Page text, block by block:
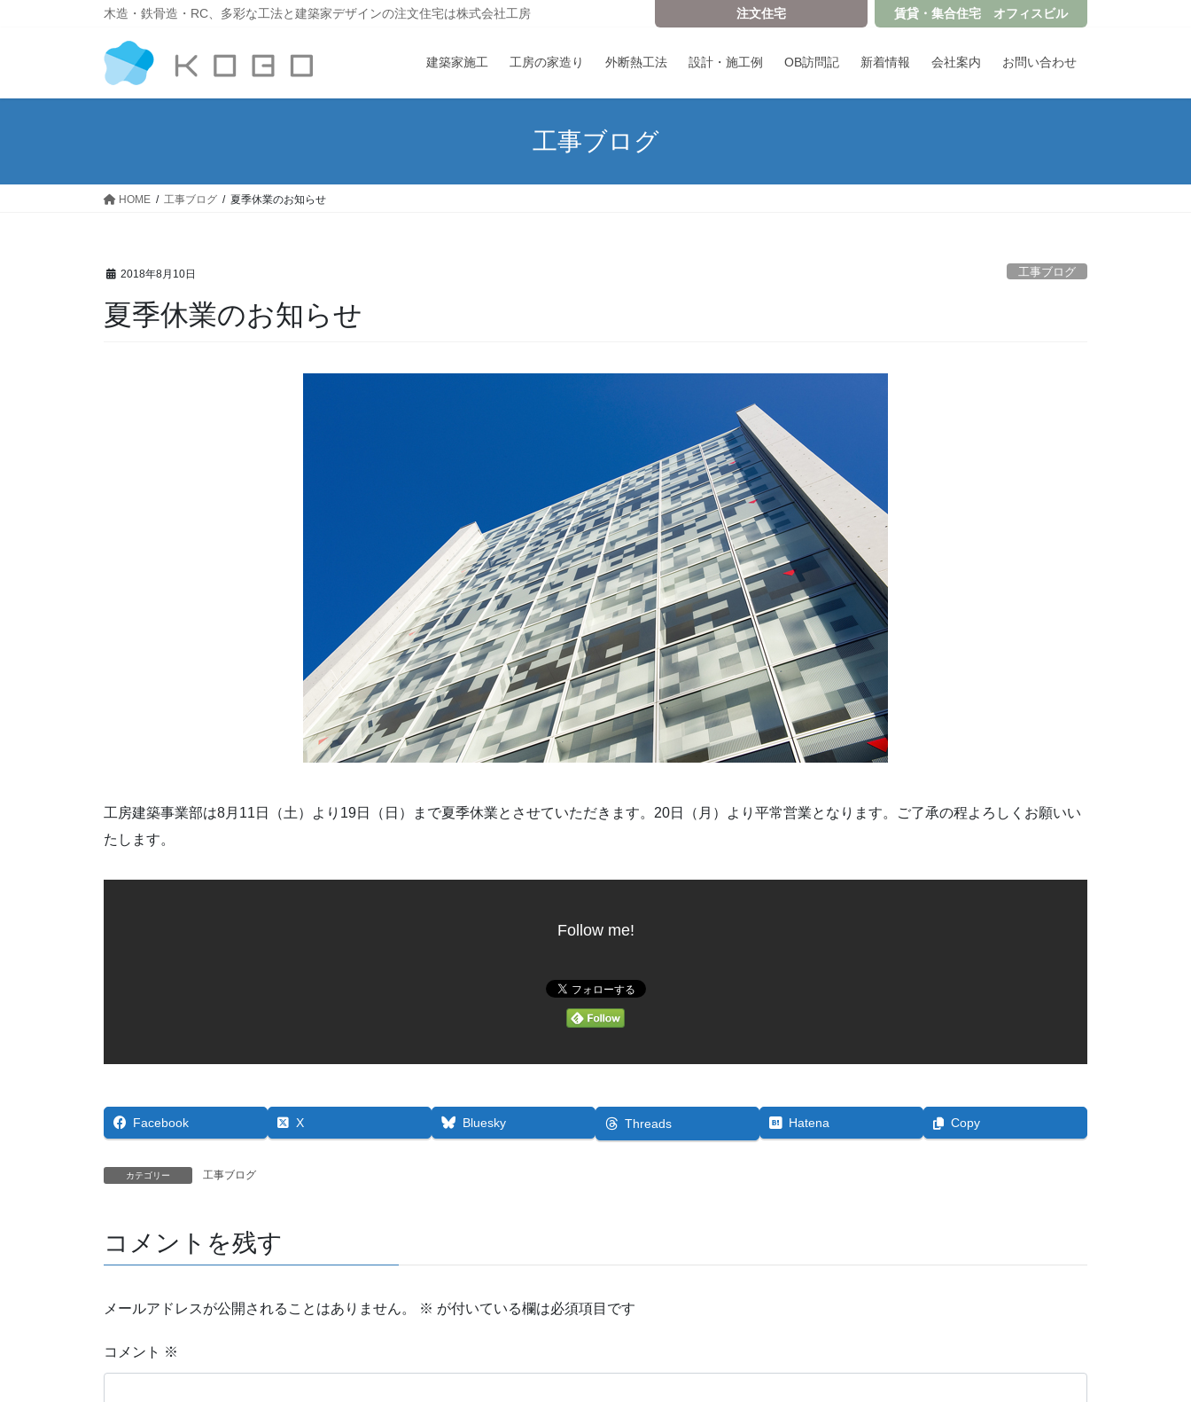
木造・鉄骨造・RC、多彩な工法と建築家デザインの注文住宅は株式会社工房 注文住宅 賃貸・集合住宅 オフィスビル
建築家施工 工房の家造り 外断熱工法 設計・施工例 OB訪問記 新着情報 会社案内 お問い合わせ
工事ブログ
HOME 工事ブログ 夏季休業のお知らせ
2018年8月10日 工事ブログ
夏季休業のお知らせ
工房建築事業部は8月11日（土）より19日（日）まで夏季休業とさせていただきます。20日（月）より平常営業となります。ご了承の程よろしくお願いい
たします。
Follow me!
Facebook X Bluesky Threads Hatena Copy
カテゴリー 工事ブログ
コメントを残す
メールアドレスが公開されることはありません。 ※ が付いている欄は必須項目です
コメント ※